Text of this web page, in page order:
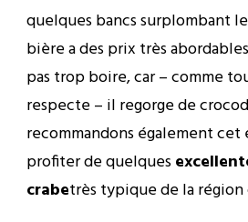
quelques bancs surplombant
bière a des prix très
pas trop boire, car – comme
respecte – il regorge de
recommandons également
profiter de quelques
crabetrès typique de la